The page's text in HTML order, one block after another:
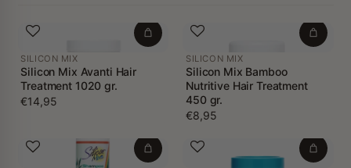
SILICON MIX
Silicon Mix Avanti Hair
Treatment 1020 gr.
€14,95
SILICON MIX
Silicon Mix Bamboo
Nutritive Hair Treatment
450 gr.
€8,95